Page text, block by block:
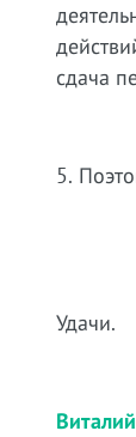
сдача
5.
Удачи.